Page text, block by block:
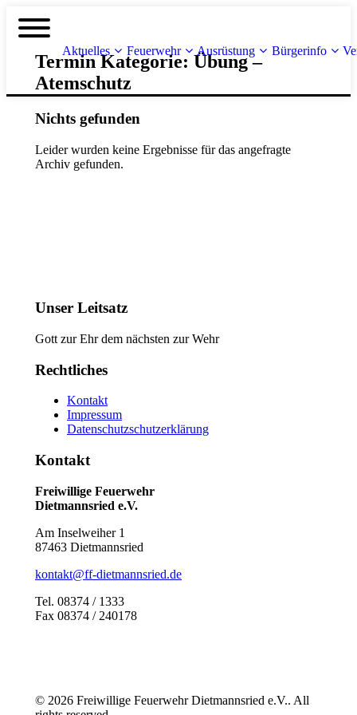
Aktuelles Feuerwehr Ausrüstung Bürgerinfo
Termin Kategorie: Übung –
Atemschutz
Nichts gefunden
Leider wurden keine Ergebnisse für das angefragte
Archiv gefunden.
Unser Leitsatz
Gott zur Ehr dem nächsten zur Wehr
Rechtliches
Kontakt
Impressum
Datenschutzschutzerklärung
Kontakt
Freiwillige Feuerwehr
Dietmannsried e.V.
Am Inselweiher 1
87463 Dietmannsried
kontakt@ff-dietmannsried.de
Tel. 08374 / 1333
Fax 08374 / 240178
© 2026 Freiwillige Feuerwehr Dietmannsried e.V.. All